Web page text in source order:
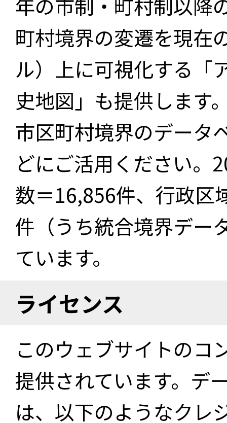
町村境界の変遷を現在
ル）上に可視化する「
史地図」も提供します
市区町村境界のデータ
どにご活用ください。
数＝16,856件、行政区
件（うち統合境界デー
ています。
ライセンス
このウェブサイトのコ
提供されています。デ
は、以下のようなクレ